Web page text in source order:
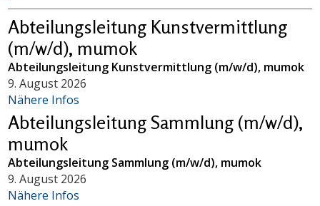
Abteilungsleitung Kunstvermittlung
(m/w/d), mumok
Abteilungsleitung Kunstvermittlung (m/w/d), mumok
9. August 2026
Nähere Infos
Abteilungsleitung Sammlung (m/w/d),
mumok
Abteilungsleitung Sammlung (m/w/d), mumok
9. August 2026
Nähere Infos